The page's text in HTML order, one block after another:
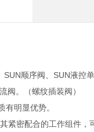
顺序阀、SUN液控
阀。（螺纹插装阀）
明显优势。
紧密配合的工作组件